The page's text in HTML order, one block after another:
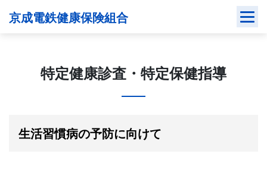
京成電鉄健康保険組合
特定健康診査・特定保健指導
生活習慣病の予防に向けて